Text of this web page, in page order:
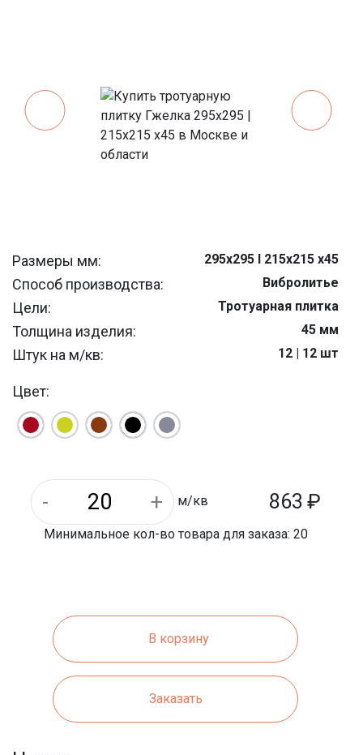
Размеры мм: 295x295 I 215x215 x45
Способ производства: Вибролитье
Цели: Тротуарная плитка
Толщина изделия: 45 мм
Штук на м/кв: 12 | 12 шт
Вес 1 шт.:
Длина:
Цвет:
м/кв 863 ₽
Минимальное кол-во товара для заказа: 20
В корзину
Заказать